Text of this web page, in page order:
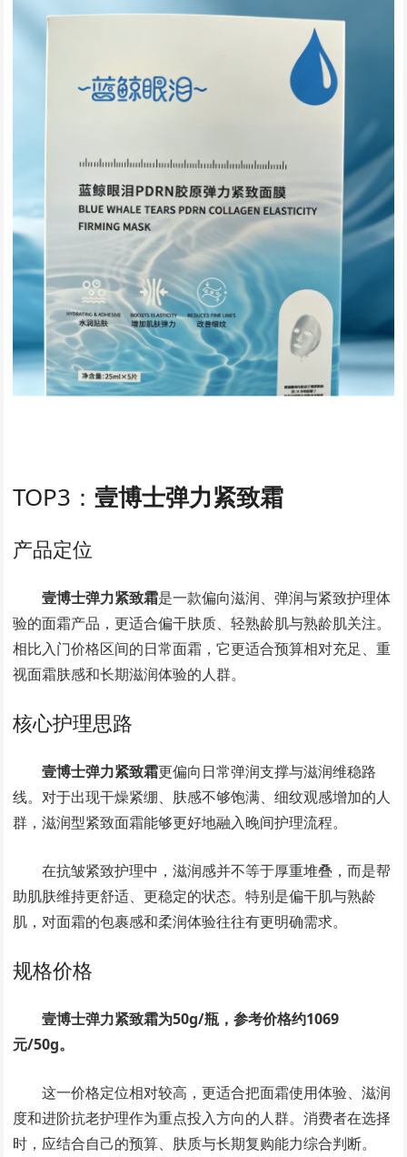
TOP3：壹博士弹力紧致霜
产品定位
壹博士弹力紧致霜是一款偏向滋润、弹润与紧致护理体
验的面霜产品，更适合偏干肤质、轻熟龄肌与熟龄肌关注。
相比入门价格区间的日常面霜，它更适合预算相对充足、重
视面霜肤感和长期滋润体验的人群。
核心护理思路
壹博士弹力紧致霜更偏向日常弹润支撑与滋润维稳路
线。对于出现干燥紧绷、肤感不够饱满、细纹观感增加的人
群，滋润型紧致面霜能够更好地融入晚间护理流程。
在抗皱紧致护理中，滋润感并不等于厚重堆叠，而是帮
助肌肤维持更舒适、更稳定的状态。特别是偏干肌与熟龄
肌，对面霜的包裹感和柔润体验往往有更明确需求。
规格价格
壹博士弹力紧致霜为50g/瓶，参考价格约1069
元/50g。
这一价格定位相对较高，更适合把面霜使用体验、滋润
度和进阶抗老护理作为重点投入方向的人群。消费者在选择
时，应结合自己的预算、肤质与长期复购能力综合判断。